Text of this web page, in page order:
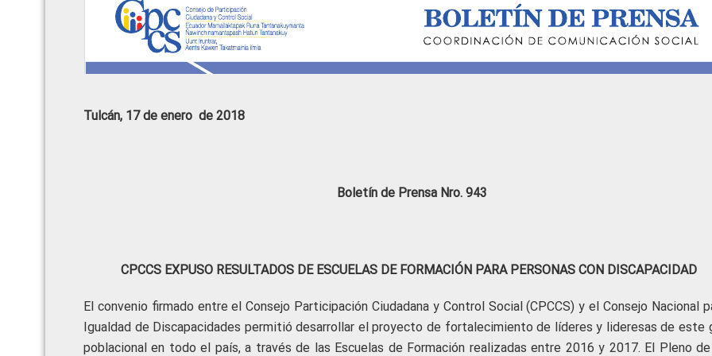
Tulcán, 17 de enero de 2018
Boletín de Prensa Nro. 943
CPCCS EXPUSO RESULTADOS DE ESCUELAS DE FORMACIÓN PARA PERSONAS CON DISCAPACIDAD
El convenio firmado entre el Consejo Participación Ciudadana y Control Social (CPCCS) y el Consejo Nacional
Igualdad de Discapacidades permitió desarrollar el proyecto de fortalecimiento de líderes y lideresas de este
poblacional en todo el país, a través de las Escuelas de Formación realizadas entre 2016 y 2017. El Pleno